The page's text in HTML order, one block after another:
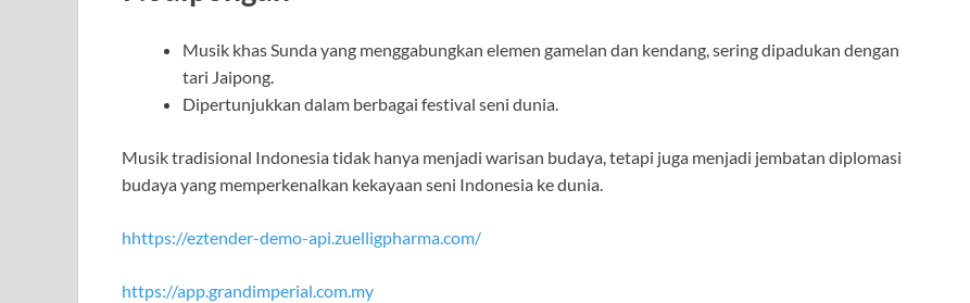
Musik khas Sunda yang menggabungkan elemen gamelan dan kendang, sering dipadukan dengan
tari Jaipong.
Dipertunjukkan dalam berbagai festival seni dunia.
Musik tradisional Indonesia tidak hanya menjadi warisan budaya, tetapi juga menjadi jembatan diplomasi
budaya yang memperkenalkan kekayaan seni Indonesia ke dunia.
hhttps://eztender-demo-api.zuelligpharma.com/
https://app.grandimperial.com.my